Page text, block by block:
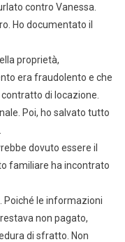
contro Vanessa.
Ho documentato il
proprietà,
era fraudolento e che
di locazione.
Poi, ho salvato tutto
dovuto essere il
familiare ha incontrato
Poiché le informazioni
non pagato,
di sfratto. Non